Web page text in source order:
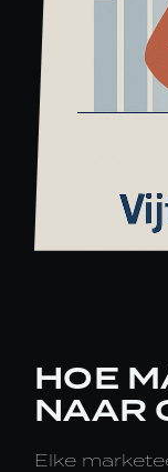
HOE
NAAR
Elke